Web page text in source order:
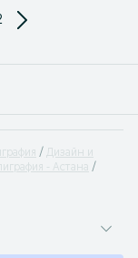
Дизайн и
- Астана